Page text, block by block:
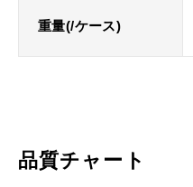
重量(/ケース)
品質チャート